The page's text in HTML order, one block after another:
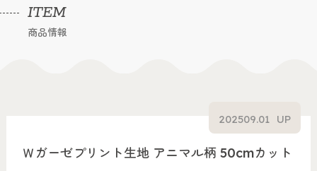
ITEM
商品情報
Ｗガーゼプリント生地 アニマル柄 50cmカット
202509.01 UP